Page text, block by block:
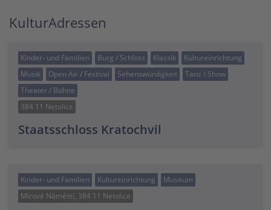
KulturAdressen
Kinder- und Familien Burg / Schloss Klassik
Kultureinrichtung
Musik
Open Air / Festival Sehenswürdigkeit
Tanz / Show
Theater / Bühne
384 11 Netolice
Staatsschloss Kratochvil
Kinder- und Familien Kultureinrichtung
Museum
Mírové Náměstí, 384 11 Netolice